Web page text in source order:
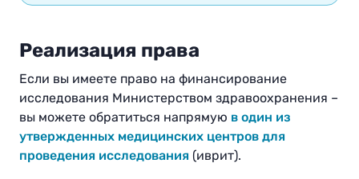
Реализация права
Если вы имеете право на финансирование
исследования Министерством здравоохранения –
вы можете обратиться напрямую в один из
утвержденных медицинских центров для
проведения исследования (иврит).